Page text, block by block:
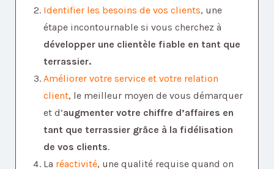
Identifier les besoins de vos clients, une
étape incontournable si vous cherchez à
développer une clientèle fiable en tant que
terrassier.
Améliorer votre service et votre relation
client, le meilleur moyen de vous démarquer
et d’augmenter votre chiffre d’affaires en
tant que terrassier grâce à la fidélisation
de vos clients.
La réactivité, une qualité requise quand on